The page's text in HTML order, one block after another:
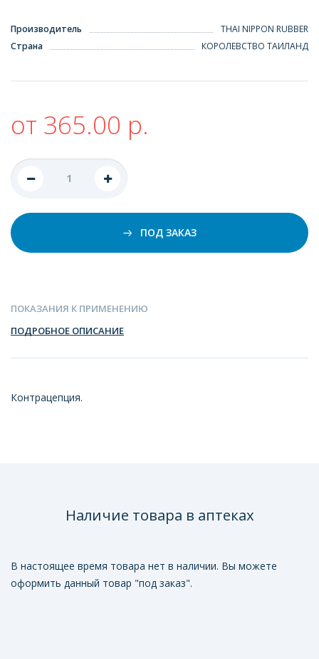
Производитель
THAI NIPPON RUBBER
Страна
КОРОЛЕВСТВО ТАИЛАНД
от 365.00 р.
ПОД ЗАКАЗ
ПОКАЗАНИЯ К ПРИМЕНЕНИЮ
ПОДРОБНОЕ ОПИСАНИЕ
Контрацепция.
Наличие товара в аптеках
В настоящее время товара нет в наличии. Вы можете
оформить данный товар "под заказ".